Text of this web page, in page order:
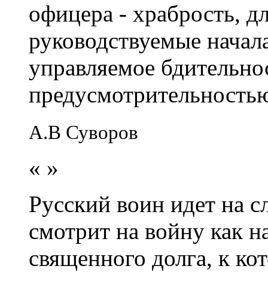
офицера - храбрость,
руководствуемые
управляемое
А.В Суворов
« »
Русский воин идет на
смотрит на войну как
священного долга, к